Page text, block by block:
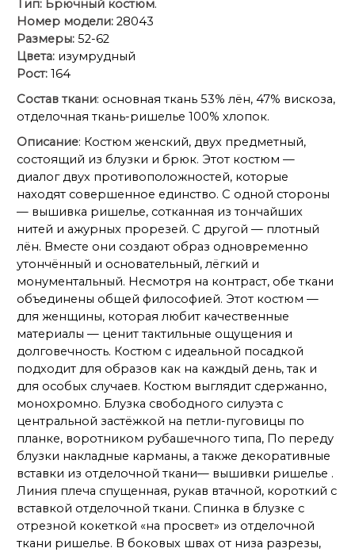
см (р 52-56), 77 см (р 58-62). Длина рукава 23 см (р
52-56), 23,5 см (р 58-62). Длина брюк 108 см.
Тип: Брючный костюм.
Номер модели: 28043
Размеры: 52-62
Цвета: изумрудный
Рост: 164
Состав ткани: основная ткань 53% лён, 47% вискоза,
отделочная ткань-ришелье 100% хлопок.
Описание: Костюм женский, двух предметный,
состоящий из блузки и брюк. Этот костюм —
диалог двух противоположностей, которые
находят совершенное единство. С одной стороны
— вышивка ришелье, сотканная из тончайших
нитей и ажурных прорезей. С другой — плотный
лён. Вместе они создают образ одновременно
утончённый и основательный, лёгкий и
монументальный. Несмотря на контраст, обе ткани
объединены общей философией. Этот костюм —
для женщины, которая любит качественные
материалы — ценит тактильные ощущения и
долговечность. Костюм с идеальной посадкой
подходит для образов как на каждый день, так и
для особых случаев. Костюм выглядит сдержанно,
монохромно. Блузка свободного силуэта с
центральной застёжкой на петли-пуговицы по
планке, воротником рубашечного типа, По переду
блузки накладные карманы, а также декоративные
вставки из отделочной ткани— вышивки ришелье .
Линия плеча спущенная, рукав втачной, короткий с
вставкой отделочной ткани. Спинка в блузке с
отрезной кокеткой «на просвет» из отделочной
ткани ришелье. В боковых швах от низа разрезы,